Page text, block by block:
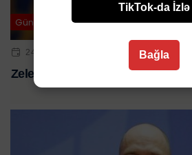
Gündəm
24 FEV 2025 | 01:13
Zelenski istefa verir? Şərtləri
TikTok-da İzlə
Bağla